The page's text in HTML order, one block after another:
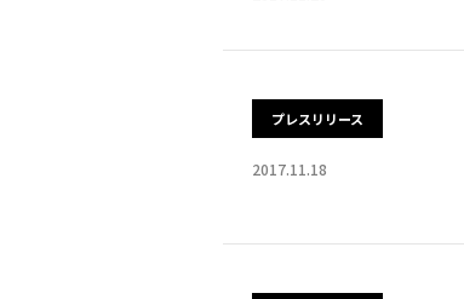
プレスリリース
2017.11.18